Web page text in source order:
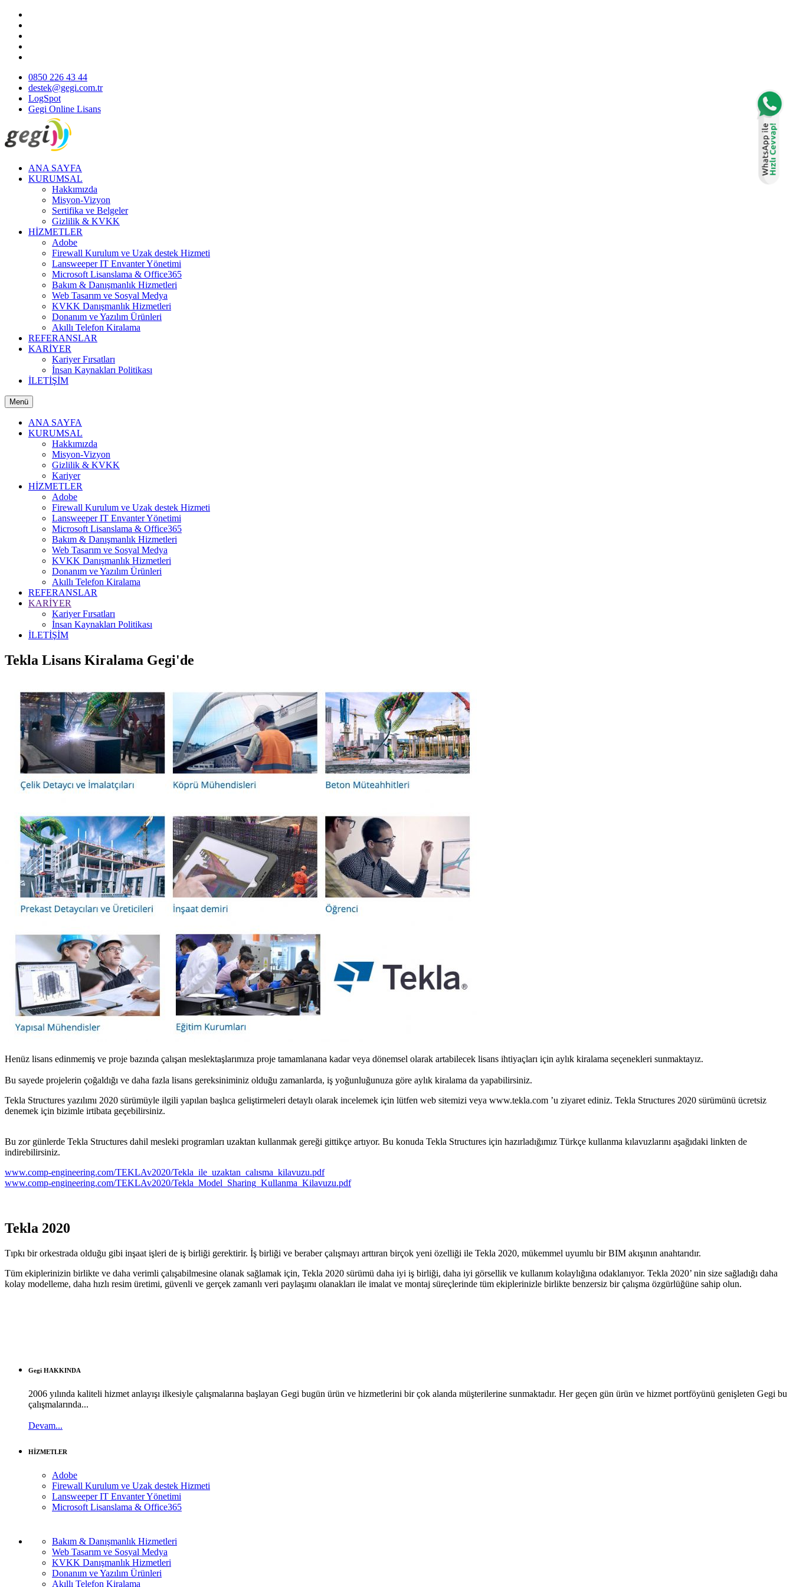
0850 226 43 44
destek@gegi.com.tr
LogSpot
Gegi Online Lisans
ANA SAYFA
KURUMSAL
Hakkımızda
Misyon-Vizyon
Sertifika ve Belgeler
Gizlilik & KVKK
HİZMETLER
Adobe
Firewall Kurulum ve Uzak destek Hizmeti
Lansweeper IT Envanter Yönetimi
Microsoft Lisanslama & Office365
Bakım & Danışmanlık Hizmetleri
Web Tasarım ve Sosyal Medya
KVKK Danışmanlık Hizmetleri
Donanım ve Yazılım Ürünleri
Akıllı Telefon Kiralama
REFERANSLAR
KARİYER
Kariyer Fırsatları
İnsan Kaynakları Politikası
İLETİŞİM
Menü
ANA SAYFA
KURUMSAL
Hakkımızda
Misyon-Vizyon
Gizlilik & KVKK
Kariyer
HİZMETLER
Adobe
Firewall Kurulum ve Uzak destek Hizmeti
Lansweeper IT Envanter Yönetimi
Microsoft Lisanslama & Office365
Bakım & Danışmanlık Hizmetleri
Web Tasarım ve Sosyal Medya
KVKK Danışmanlık Hizmetleri
Donanım ve Yazılım Ürünleri
Akıllı Telefon Kiralama
REFERANSLAR
KARİYER
Kariyer Fırsatları
İnsan Kaynakları Politikası
İLETİŞİM
Tekla Lisans Kiralama Gegi'de
Henüz lisans edinmemiş ve proje bazında çalışan meslektaşlarımıza proje tamamlanana kadar veya dönemsel olarak artabilecek lisans ihtiyaçları için aylık kiralama seçenekleri sunmaktayız.
Bu sayede projelerin çoğaldığı ve daha fazla lisans gereksiniminiz olduğu zamanlarda, iş yoğunluğunuza göre aylık kiralama da yapabilirsiniz.
Tekla Structures yazılımı 2020 sürümüyle ilgili yapılan başlıca geliştirmeleri detaylı olarak incelemek için lütfen web sitemizi veya www.tekla.com ’u ziyaret ediniz. Tekla Structures 2020 sürümünü ücretsiz
denemek için bizimle irtibata geçebilirsiniz.
Bu zor günlerde Tekla Structures dahil mesleki programları uzaktan kullanmak gereği gittikçe artıyor. Bu konuda Tekla Structures için hazırladığımız Türkçe kullanma kılavuzlarını aşağıdaki linkten de
indirebilirsiniz.
www.comp-engineering.com/TEKLAv2020/Tekla_ile_uzaktan_calısma_kilavuzu.pdf
www.comp-engineering.com/TEKLAv2020/Tekla_Model_Sharing_Kullanma_Kilavuzu.pdf
Tekla 2020
Tıpkı bir orkestrada olduğu gibi inşaat işleri de iş birliği gerektirir. İş birliği ve beraber çalışmayı arttıran birçok yeni özelliği ile Tekla 2020, mükemmel uyumlu bir BIM akışının anahtarıdır.
Tüm ekiplerinizin birlikte ve daha verimli çalışabilmesine olanak sağlamak için, Tekla 2020 sürümü daha iyi iş birliği, daha iyi görsellik ve kullanım kolaylığına odaklanıyor. Tekla 2020’ nin size sağladığı daha
kolay modelleme, daha hızlı resim üretimi, güvenli ve gerçek zamanlı veri paylaşımı olanakları ile imalat ve montaj süreçlerinde tüm ekiplerinizle birlikte benzersiz bir çalışma özgürlüğüne sahip olun.
Gegi HAKKINDA
2006 yılında kaliteli hizmet anlayışı ilkesiyle çalışmalarına başlayan Gegi bugün ürün ve hizmetlerini bir çok alanda müşterilerine sunmaktadır. Her geçen gün ürün ve hizmet portföyünü genişleten Gegi bu
çalışmalarında...
Devam...
HİZMETLER
Adobe
Firewall Kurulum ve Uzak destek Hizmeti
Lansweeper IT Envanter Yönetimi
Microsoft Lisanslama & Office365
Bakım & Danışmanlık Hizmetleri
Web Tasarım ve Sosyal Medya
KVKK Danışmanlık Hizmetleri
Donanım ve Yazılım Ürünleri
Akıllı Telefon Kiralama